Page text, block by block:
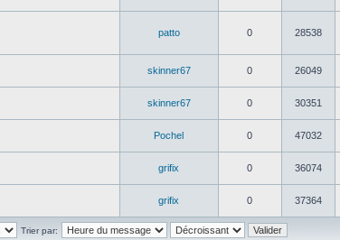
patto 0 28538
skinner67 0 26049
skinner67 0 30351
Pochel 0 47032
grifix 0 36074
grifix 0 37364
Trier par: